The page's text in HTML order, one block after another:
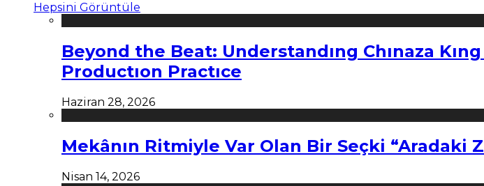
Hepsini Görüntüle
Beyond the Beat: Understandıng Chınaza
Productıon Practıce
Haziran 28, 2026
Mekânın Ritmiyle Var Olan Bir Seçki “Aradaki
Nisan 14, 2026